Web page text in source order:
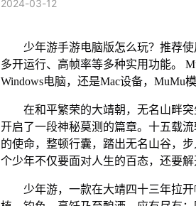
2024-03-12
少年游手游电脑版怎么玩？推荐
多开运行、高帧率等多种实用功能。
Windows电脑，还是Mac设备，MuMu
在和平繁荣的大靖朝，无名山畔
开启了一段神秘莫测的篇章。十五载
的使命，整顿行囊，踏出无名山谷，
个少年不仅要面对人生的百态，还要解
少年游，一款在大靖四十三年拉